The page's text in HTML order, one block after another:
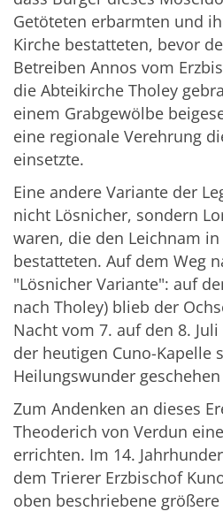
Getöteten erbarmten und
Kirche bestatteten, bevor
Betreiben Annos vom
die Abteikirche Tholey
einem Grabgewölbe
eine regionale Verehrung
einsetzte.
Eine andere Variante der
nicht Lösnicher, sondern
waren, die den Leichnam
bestatteten. Auf dem Weg
"Lösnicher Variante": auf
nach Tholey) blieb der
Nacht vom 7. auf den 8.
der heutigen Cuno-Kapelle
Heilungswunder
Zum Andenken an dieses
Theoderich von Verdun
errichten. Im 14.
dem Trierer Erzbischof
oben beschriebene